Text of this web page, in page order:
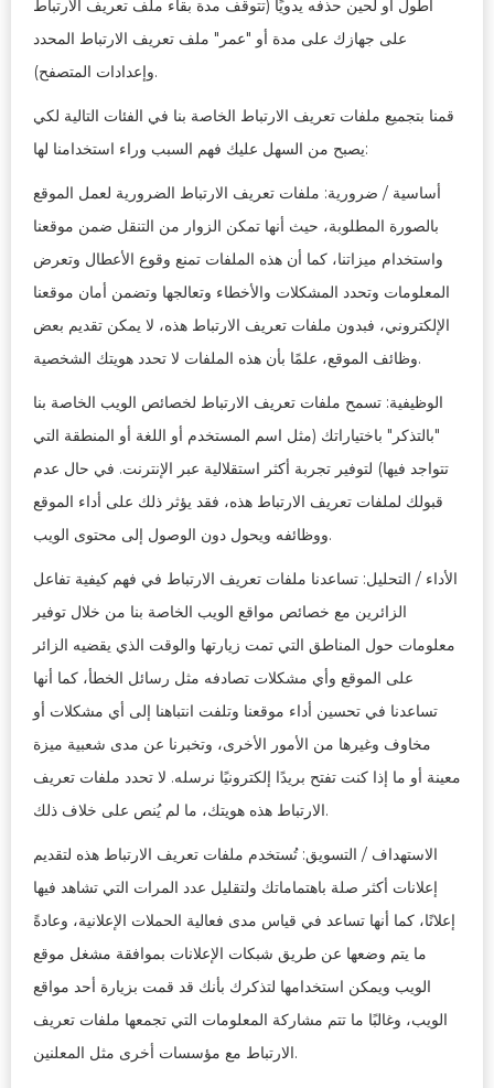
أطول أو لحين حذفه يدويًا (تتوقف مدة بقاء ملف تعريف الارتباط
على جهازك على مدة أو "عمر" ملف تعريف الارتباط المحدد
وإعدادات المتصفح).
قمنا بتجميع ملفات تعريف الارتباط الخاصة بنا في الفئات التالية لكي
يصبح من السهل عليك فهم السبب وراء استخدامنا لها:
أساسية / ضرورية: ملفات تعريف الارتباط الضرورية لعمل الموقع
بالصورة المطلوبة، حيث أنها تمكن الزوار من التنقل ضمن موقعنا
واستخدام ميزاتنا، كما أن هذه الملفات تمنع وقوع الأعطال وتعرض
المعلومات وتحدد المشكلات والأخطاء وتعالجها وتضمن أمان موقعنا
الإلكتروني، فبدون ملفات تعريف الارتباط هذه، لا يمكن تقديم بعض
وظائف الموقع، علمًا بأن هذه الملفات لا تحدد هويتك الشخصية.
الوظيفية: تسمح ملفات تعريف الارتباط لخصائص الويب الخاصة بنا
"بالتذكر" باختياراتك (مثل اسم المستخدم أو اللغة أو المنطقة التي
تتواجد فيها) لتوفير تجربة أكثر استقلالية عبر الإنترنت. في حال عدم
قبولك لملفات تعريف الارتباط هذه، فقد يؤثر ذلك على أداء الموقع
ووظائفه ويحول دون الوصول إلى محتوى الويب.
الأداء / التحليل: تساعدنا ملفات تعريف الارتباط في فهم كيفية تفاعل
الزائرين مع خصائص مواقع الويب الخاصة بنا من خلال توفير
معلومات حول المناطق التي تمت زيارتها والوقت الذي يقضيه الزائر
على الموقع وأي مشكلات تصادفه مثل رسائل الخطأ، كما أنها
تساعدنا في تحسين أداء موقعنا وتلفت انتباهنا إلى أي مشكلات أو
مخاوف وغيرها من الأمور الأخرى، وتخبرنا عن مدى شعبية ميزة
معينة أو ما إذا كنت تفتح بريدًا إلكترونيًا نرسله. لا تحدد ملفات تعريف
الارتباط هذه هويتك، ما لم يُنص على خلاف ذلك.
الاستهداف / التسويق: تُستخدم ملفات تعريف الارتباط هذه لتقديم
إعلانات أكثر صلة باهتماماتك ولتقليل عدد المرات التي تشاهد فيها
إعلانًا، كما أنها تساعد في قياس مدى فعالية الحملات الإعلانية، وعادةً
ما يتم وضعها عن طريق شبكات الإعلانات بموافقة مشغل موقع
الويب ويمكن استخدامها لتذكرك بأنك قد قمت بزيارة أحد مواقع
الويب، وغالبًا ما تتم مشاركة المعلومات التي تجمعها ملفات تعريف
الارتباط مع مؤسسات أخرى مثل المعلنين.